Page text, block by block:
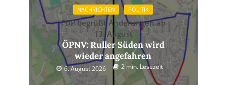
NACHRICHTEN POLITIK
FDP begrüßt Änderungen ab
13. August
ÖPNV: Ruller Süden wird
wieder angefahren
6. August 2026 2 min. Lesezeit